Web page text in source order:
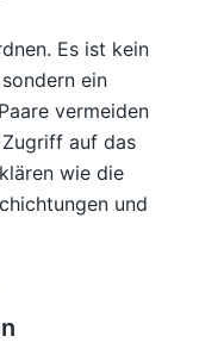
Es ist kein
ein
vermeiden
auf das
wie die
und